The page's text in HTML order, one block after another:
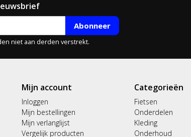
Abonneer
niet aan derden verstrekt.
Mijn account
Inloggen
Mijn bestellingen
Mijn verlanglijst
Vergelijk producten
Categorieën
Fietsen
Onderdelen
Kleding
Onderhoud